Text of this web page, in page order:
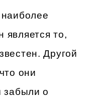
является то,
Другой
они
забыли о